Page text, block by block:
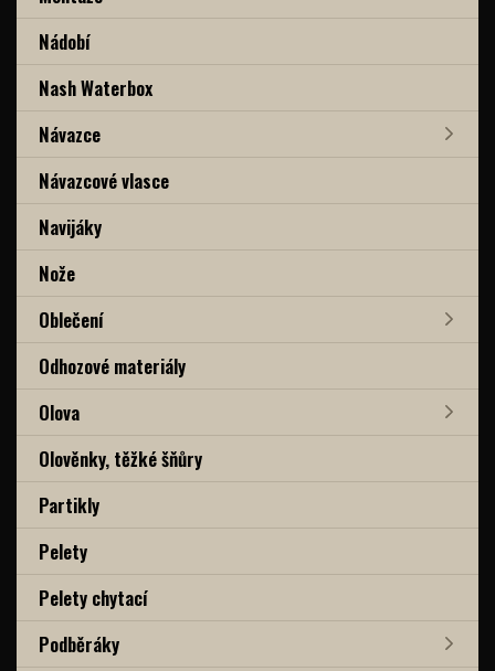
Nádobí
Nash Waterbox
Návazce
Návazcové vlasce
Navijáky
Nože
Oblečení
Odhozové materiály
Olova
Olověnky, těžké šňůry
Partikly
Pelety
Pelety chytací
Podběráky